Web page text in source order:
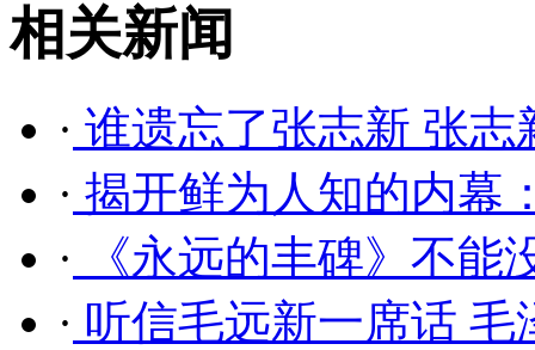
相关新闻
· 谁遗忘了张志新 张志
· 揭开鲜为人知的内幕
· 《永远的丰碑》不能
· 听信毛远新一席话